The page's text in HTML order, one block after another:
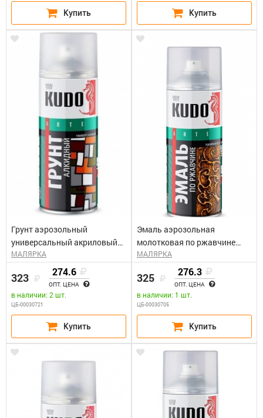
Грунт аэрозольный
универсальный акриловый
белый КУДО KU-2104 (0,52л)
МАЛЯРКА
323 274.6
ОПТ. ЦЕНА
в наличии: 2 шт.
ЦБ-00030721
Эмаль аэрозольная
молотковая по ржавчине
серебристо-черная КУДО KU-
3013 (0,52л)
МАЛЯРКА
325 276.3
ОПТ. ЦЕНА
в наличии: 1 шт.
ЦБ-00030705